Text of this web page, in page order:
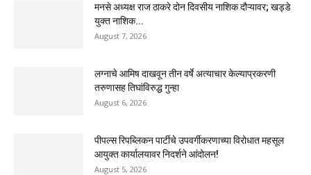
मनसे अध्यक्ष राज ठाकरे दोन दिवसीय नाशिक दौऱ्यावर; खड्डे
युक्त नाशिक...
August 7, 2026
लग्नाचे आमिष दाखवून तीन वर्षे अत्याचार केल्याप्रकरणी
तरुणासह तिघांविरुद्ध गुन्हा
August 6, 2026
पीपल्स रिपब्लिकन पार्टीचे उपवर्गीकरणाच्या विरोधात महसूल
आयुक्त कार्यालयावर निदर्शने आंदोलन!
August 5, 2026